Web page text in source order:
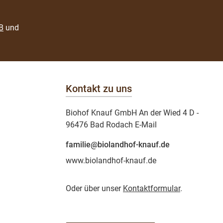
und
Kontakt zu uns
Biohof Knauf GmbH An der Wied 4 D -
96476 Bad Rodach E-Mail
familie@biolandhof-knauf.de
www.biolandhof-knauf.de
Oder über unser Kontaktformular.